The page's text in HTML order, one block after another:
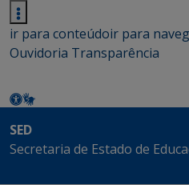
ir para conteúdoir para
Ouvidoria Transparência
SED
Secretaria de Estado de